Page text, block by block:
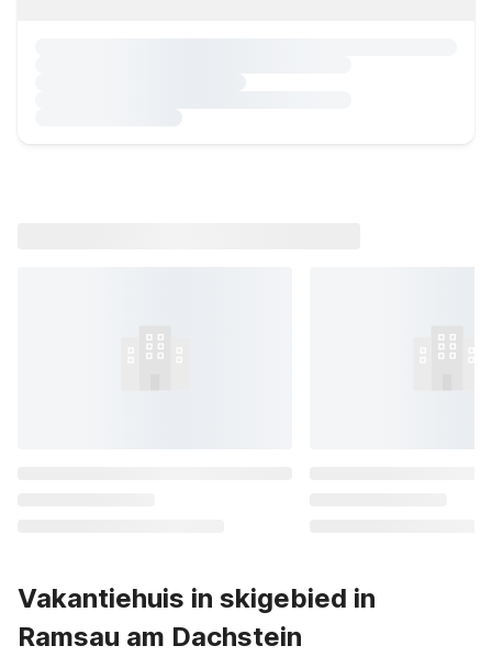
Vakantiehuis in skigebied in
Ramsau am Dachstein